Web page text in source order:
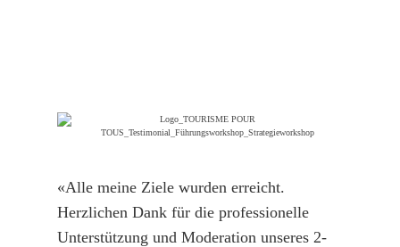
«Alle meine Ziele wurden erreicht.
Herzlichen Dank für die professionelle
Unterstützung und Moderation unseres 2-